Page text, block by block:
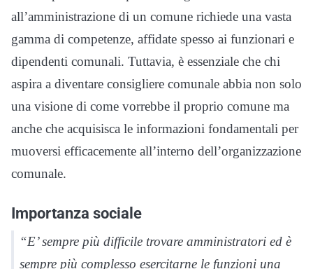
all’amministrazione di un comune richiede una vasta
gamma di competenze, affidate spesso ai funzionari e
dipendenti comunali. Tuttavia, è essenziale che chi
aspira a diventare consigliere comunale abbia non solo
una visione di come vorrebbe il proprio comune ma
anche che acquisisca le informazioni fondamentali per
muoversi efficacemente all’interno dell’organizzazione
comunale.
Importanza sociale
“E’ sempre più difficile trovare amministratori ed è
sempre più complesso esercitarne le funzioni una